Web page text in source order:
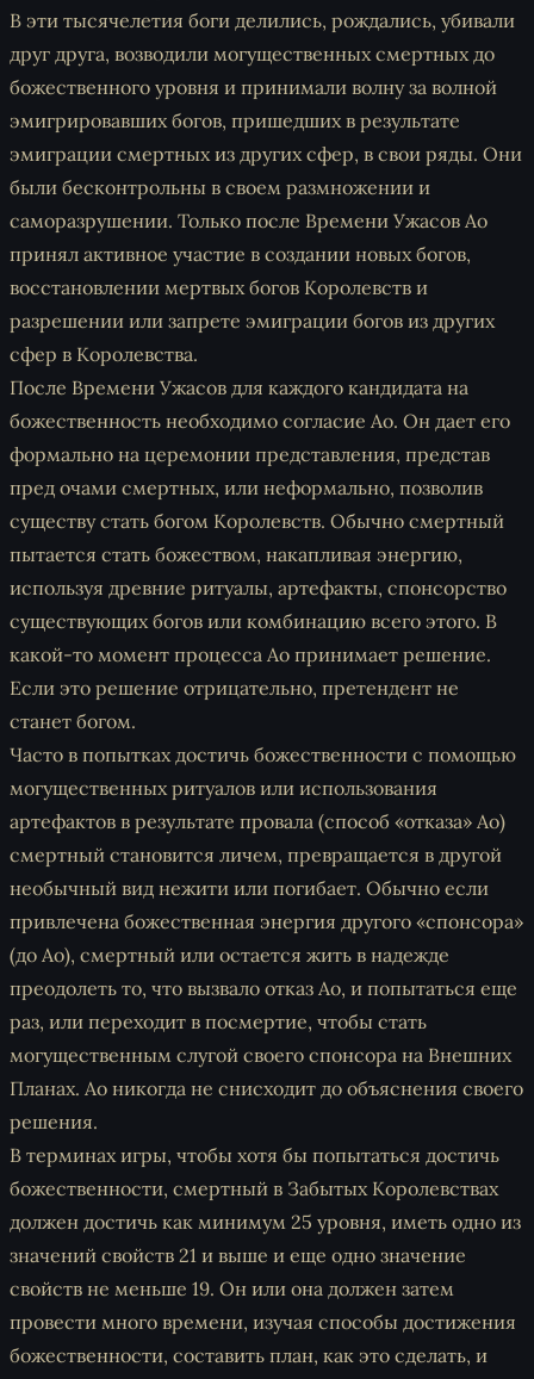
В эти тысячелетия боги делились, рождались, убивали
друг друга, возводили могущественных смертных до
божественного уровня и принимали волну за волной
эмигрировавших богов, пришедших в результате
эмиграции смертных из других сфер, в свои ряды. Они
были бесконтрольны в своем размножении и
саморазрушении. Только после Времени Ужасов Ао
принял активное участие в создании новых богов,
восстановлении мертвых богов Королевств и
разрешении или запрете эмиграции богов из других
сфер в Королевства.
После Времени Ужасов для каждого кандидата на
божественность необходимо согласие Ао. Он дает его
формально на церемонии представления, представ
пред очами смертных, или неформально, позволив
существу стать богом Королевств. Обычно смертный
пытается стать божеством, накапливая энергию,
используя древние ритуалы, артефакты, спонсорство
существующих богов или комбинацию всего этого. В
какой-то момент процесса Ао принимает решение.
Если это решение отрицательно, претендент не
станет богом.
Часто в попытках достичь божественности с помощью
могущественных ритуалов или использования
артефактов в результате провала (способ «отказа» Ао)
смертный становится личем, превращается в другой
необычный вид нежити или погибает. Обычно если
привлечена божественная энергия другого «спонсора»
(до Ао), смертный или остается жить в надежде
преодолеть то, что вызвало отказ Ао, и попытаться еще
раз, или переходит в посмертие, чтобы стать
могущественным слугой своего спонсора на Внешних
Планах. Ао никогда не снисходит до объяснения своего
решения.
В терминах игры, чтобы хотя бы попытаться достичь
божественности, смертный в Забытых Королевствах
должен достичь как минимум 25 уровня, иметь одно из
значений свойств 21 и выше и еще одно значение
свойств не меньше 19. Он или она должен затем
провести много времени, изучая способы достижения
божественности, составить план, как это сделать, и